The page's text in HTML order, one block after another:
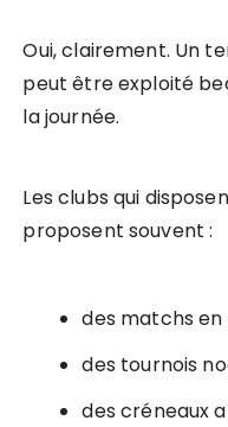
Oui, clairement. Un
peut être exploité
la journée.
Les clubs qui
proposent souvent :
des matchs en
des tournois
des créneaux